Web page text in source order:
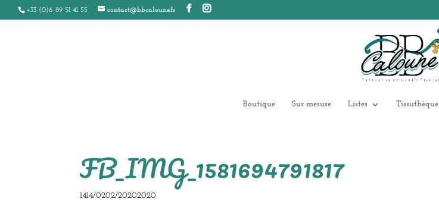
+33 (0)6 89 51 41 55 contact@bbcaloune.fr
Boutique Sur mesure Listes Tissuthèque
FB_IMG_1581694791817
1414/0202/20202020